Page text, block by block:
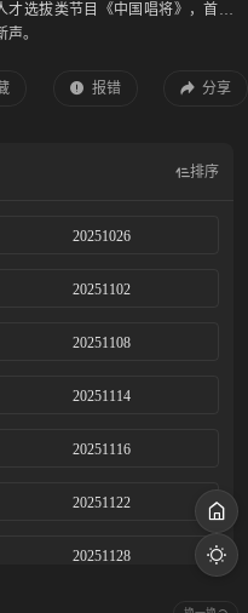
才选拔类节目《中国唱将》，首创
。
报错 分享
排序
20251026
20251102
20251108
20251114
20251116
20251122
20251128